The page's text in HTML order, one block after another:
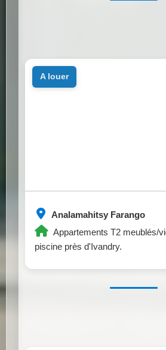
Analamahitsy Farango
Appartements T2 meublés/
piscine près d'Ivandry.
a louer